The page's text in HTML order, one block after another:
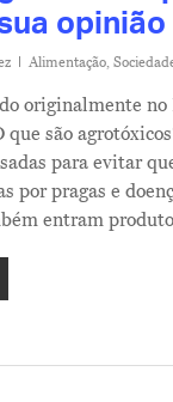
opinião
Alimentação,
originalmente no
são
para evitar
por pragas e
entram